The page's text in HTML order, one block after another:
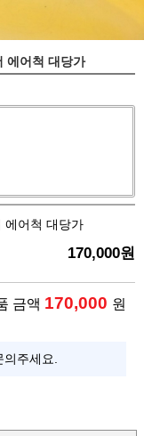
에어척 대당가
에어척 대당가
170,000원
금액 170,000 원
주세요.